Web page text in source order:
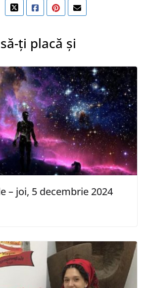
ți placă și
– joi, 5 decembrie 2024